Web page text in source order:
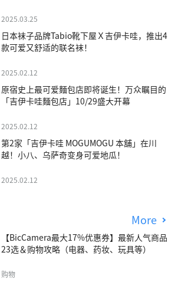
2025.03.25
日本袜子品牌Tabio靴下屋Ｘ吉伊卡哇，推出4
款可爱又舒适的联名袜！
2025.02.12
原宿史上最可爱麵包店即将诞生！万众瞩目的
「吉伊卡哇麵包店」10/29盛大开幕
2025.02.12
第2家「吉伊卡哇 MOGUMOGU 本舖」在川
越！小八、乌萨奇变身可爱地瓜！
2025.02.12
More
【BicCamera最大17%优惠券】最新人气商品
23选＆购物攻略（电器、药妆、玩具等）
购物